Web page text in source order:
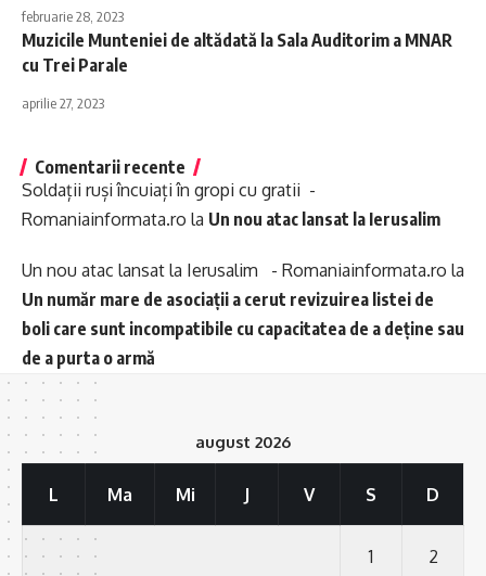
februarie 28, 2023
Muzicile Munteniei de altădată la Sala Auditorim a MNAR
cu Trei Parale
aprilie 27, 2023
Comentarii recente
Soldații ruși încuiați în gropi cu gratii -
Romaniainformata.ro la Un nou atac lansat la Ierusalim
Un nou atac lansat la Ierusalim - Romaniainformata.ro la
Un număr mare de asociații a cerut revizuirea listei de
boli care sunt incompatibile cu capacitatea de a deține sau
de a purta o armă
august 2026
L Ma Mi J V S D
1 2